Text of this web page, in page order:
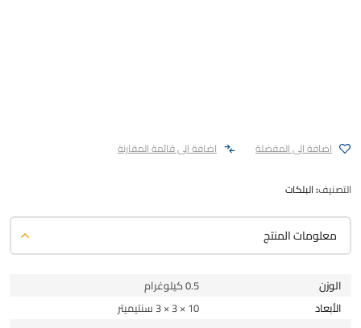
اضافة الى المفضلة اضافة الى قائمة المقارنة
التصنيف:البلكات
معلومات المنتج
الوزن
0.5 كيلوغرام
الأبعاد
10 × 3 × 3 سنتيميتر